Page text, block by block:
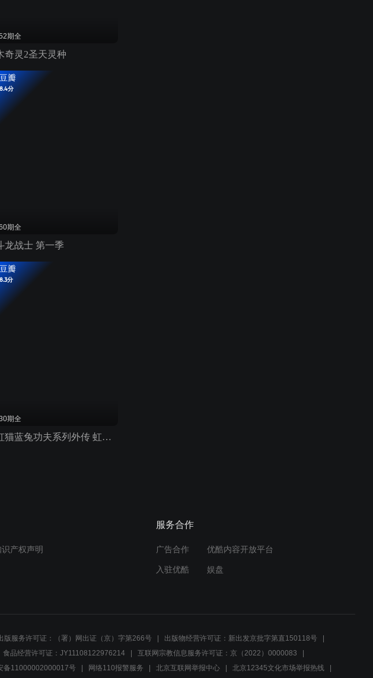
期全
奇灵2圣天灵种
豆瓣
8.4分
期全
龙战士 第一季
豆瓣
8.3分
期全
虹猫蓝兔功夫系列外传 虹猫蓝兔阿木星
识产权声明
服务合作
广告合作 优酷内容开放平台
入驻优酷 娱盘
版服务许可证：（署）网出证（京）字第266号
出版物经营许可证：新出发京批字第直150118号
食品经营许可证：JY11108122976214
互联网宗教信息服务许可证：京（2022）0000083
备11000002000017号 网络110报警服务 北京互联网举报中心 北京12345文化市场举报热线